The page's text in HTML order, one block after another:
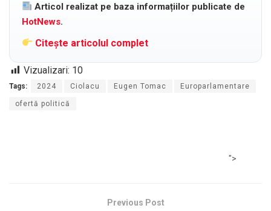
Articol realizat pe baza informațiilor publicate de
HotNews.
Citește articolul complet
Vizualizari: 10
Tags: 2024 Ciolacu Eugen Tomac Europarlamentare
ofertă politică
">
Previous Post